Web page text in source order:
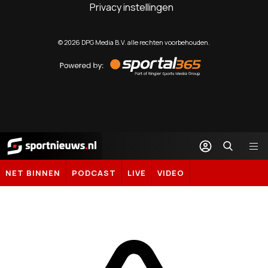
Privacy instellingen
©2026 DPG Media B.V. alle rechten voorbehouden.
by
Sportal365
Sportnieuws.nl
NET BINNEN PODCAST LIVE VIDEO